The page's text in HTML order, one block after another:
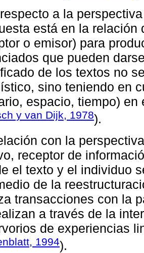
a la
está en la relación
o emisor) para
que pueden
de los textos no
sino teniendo en
espacio, tiempo)
y van Dijk, 1978).
con la
receptor de
el texto y el individuo
de la
transacciones con la
a través de la
de experiencias
1994).